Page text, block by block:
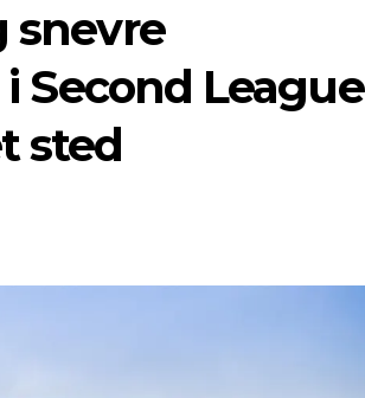
snevre
Second League
sted